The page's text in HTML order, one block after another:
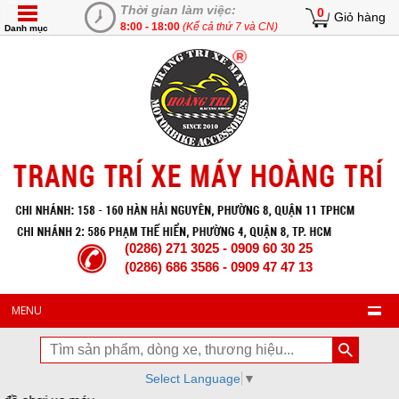
Thời gian làm việc:
8:00 - 18:00 (Kể cả thứ 7 và CN)
0 Giỏ hàng
Danh mục
(0286) 271 3025 - 0909 60 30 25
(0286) 686 3586 - 0909 47 47 13
MENU
Select Language ▼